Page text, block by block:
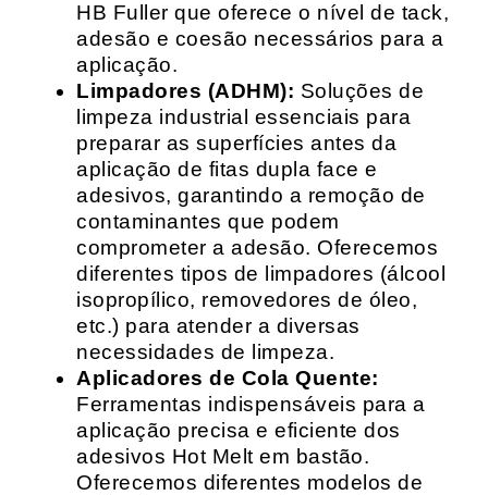
HB Fuller que oferece o nível de tack,
adesão e coesão necessários para a
aplicação.
Limpadores (ADHM): Soluções de
limpeza industrial essenciais para
preparar as superfícies antes da
aplicação de fitas dupla face e
adesivos, garantindo a remoção de
contaminantes que podem
comprometer a adesão. Oferecemos
diferentes tipos de limpadores (álcool
isopropílico, removedores de óleo,
etc.) para atender a diversas
necessidades de limpeza.
Aplicadores de Cola Quente:
Ferramentas indispensáveis para a
aplicação precisa e eficiente dos
adesivos Hot Melt em bastão.
Oferecemos diferentes modelos de